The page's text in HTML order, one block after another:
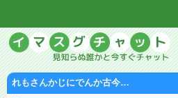
れもさんかじにでんか古今…